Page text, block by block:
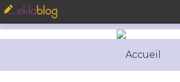
Accueil